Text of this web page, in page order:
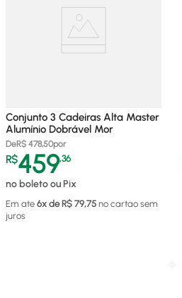
Conjunto 3 Cadeiras Alta Master
Alumínio Dobrável Mor
DeR$ 478,50por
R$459,36
no boleto ou Pix
Em ate 6x de R$ 79,75 no cartao sem
juros